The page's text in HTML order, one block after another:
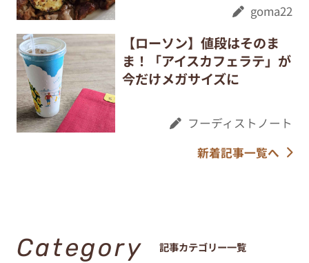
goma22
【ローソン】値段はそのま
ま！「アイスカフェラテ」が
今だけメガサイズに
フーディストノート
新着記事一覧へ
Category 記事カテゴリー一覧